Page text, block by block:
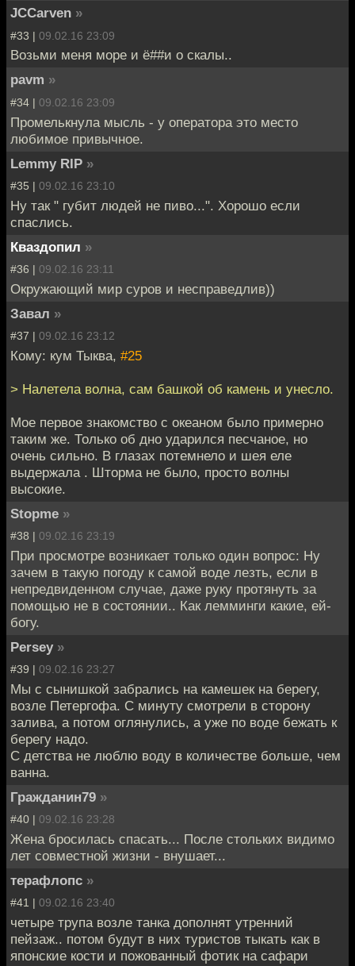
JCCarven »
#33 | 09.02.16 23:09
Возьми меня море и ё##и о скалы..
pavm »
#34 | 09.02.16 23:09
Промелькнула мысль - у оператора это место
любимое привычное.
Lemmy RIP »
#35 | 09.02.16 23:10
Ну так " губит людей не пиво...". Хорошо если
спаслись.
Кваздопил »
#36 | 09.02.16 23:11
Окружающий мир суров и несправедлив))
Завал »
#37 | 09.02.16 23:12
Кому: кум Тыква, #25
> Налетела волна, сам башкой об камень и унесло.
Мое первое знакомство с океаном было примерно
таким же. Только об дно ударился песчаное, но
очень сильно. В глазах потемнело и шея еле
выдержала . Шторма не было, просто волны
высокие.
Stopme »
#38 | 09.02.16 23:19
При просмотре возникает только один вопрос: Ну
зачем в такую погоду к самой воде лезть, если в
непредвиденном случае, даже руку протянуть за
помощью не в состоянии.. Как лемминги какие, ей-
богу.
Persey »
#39 | 09.02.16 23:27
Мы с сынишкой забрались на камешек на берегу,
возле Петергофа. С минуту смотрели в сторону
залива, а потом оглянулись, а уже по воде бежать к
берегу надо.
С детства не люблю воду в количестве больше, чем
ванна.
Гражданин79 »
#40 | 09.02.16 23:28
Жена бросилась спасать... После стольких видимо
лет совместной жизни - внушает...
терафлопс »
#41 | 09.02.16 23:40
четыре трупа возле танка дополнят утренний
пейзаж.. потом будут в них туристов тыкать как в
японские кости и пожованный фотик на сафари